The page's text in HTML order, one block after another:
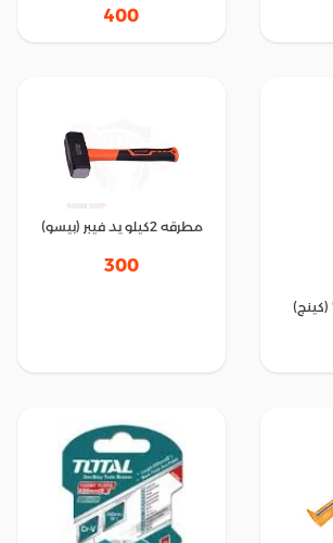
400
مطرقه 2كيلو يد فيبر (بيسو)
300